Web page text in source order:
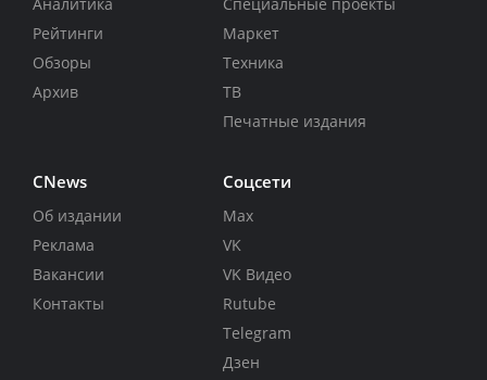
Рейтинги
Обзоры
Архив
Маркет
Техника
ТВ
Печатные издания
CNews
Об издании
Реклама
Вакансии
Контакты
Соцсети
Max
VK
VK Видео
Rutube
Telegram
Дзен